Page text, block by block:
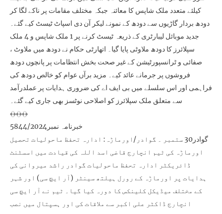
کیلئے متعدد ملک شاپس کا معائنہ جبکہ مختلف مقامات پر ناکے لگا کر
دودھ بردار گاڑیوں سے دودھ کے نمونے لیکر آن دی اسپاٹ ٹیسٹ کیے گئے۔
جدید موبائل لیبارٹری کے ذریعہ ٹیسٹ کرنے پر 1 ملک شاپس و 4 ملک
سپلائرز کا دودھ ملاوٹی پایا گیا۔ اتھارٹی حکام نے دودھ میں ملاوٹ ،
صفائی و ٹرانسپورٹیشن کے غیر صحت بخش انتظامات پر پانچوں دودھ
فروشوں پر جرمانے عائد کیے۔ مزید برآں عوام کو خالص دودھ کی
فراہمی اور اس سلسلے میں بی ایف اے کی ضروری ہدایات پر عملدرآمد
سے متعلق ملک سپلائرز کو اصلاحی نوٹسز بھی جاری کیے گئے۔
﴾﴿﴾﴿﴾﴿
خبرنامہ نمبر5844/2024
گوادر30 ستمبر ۔ گوادر/اورماڑہ: ادارہ تحفظ ماحولیات تحصیل
اورماڑہ کی ٹیم انچارج قاضی اسد اللہ کی قیادت میں اسسٹنٹ
ڈائریکٹر ادارہ تحفظ ماحولیات گوادر راشد میروانی کی
ہدایات پر اورماڑہ کے رورل ہیلتھ سینٹر (آر ایچ سی) اور شہر
کے مختلف میڈیکل کلینکس کا دورہ کیا گیا۔ ٹیم نے آر ایچ سی
انچارج ڈاکٹر علی اکبر سے ملاقات کی اور ہسپتال میں نصب